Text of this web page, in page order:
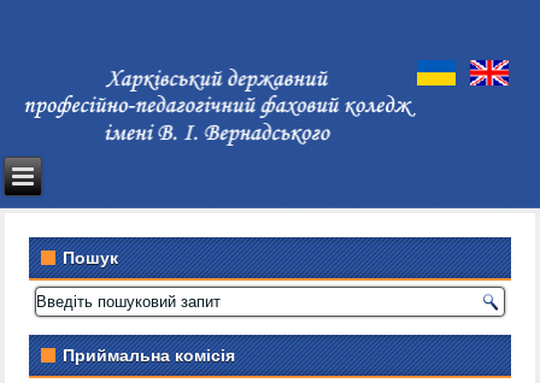
Пошук
Приймальна комісія